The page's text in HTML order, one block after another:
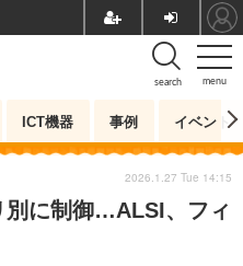
menu
search
ICT機器 事例 イベント
別に制御…ALSI、フィ
2026.1.27 Tue 14:15